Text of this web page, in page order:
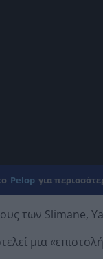
Pelop για
των Slimane,
μια